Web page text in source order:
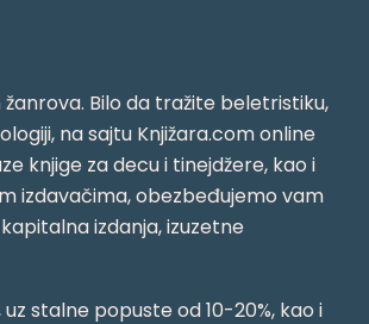
Bilo da tražite beletristiku,
na sajtu Knjižara.com online
knjige za decu i tinejdžere, kao i
izdavačima, obezbeđujemo vam
izdanja, izuzetne
stalne popuste od 10-20%, kao i